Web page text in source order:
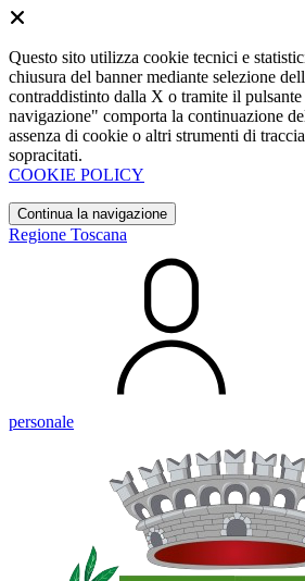
Questo sito utilizza cookie tecnici e
chiusura del banner mediante selezione
contraddistinto dalla X o tramite il
navigazione" comporta la continuazione
assenza di cookie o altri strumenti di
sopracitati.
COOKIE POLICY
Continua la navigazione
Regione Toscana
personale